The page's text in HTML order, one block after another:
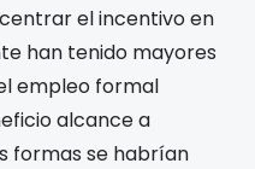
el incentivo en
han tenido mayores
empleo formal
alcance a
formas se habrían